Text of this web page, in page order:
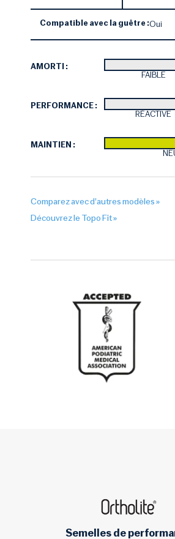
Compatible avec la guêtre :Oui
AMORTI :
FAIBLE
PERFORMANCE :
RÉACTIVE
MAINTIEN :
Comparez avec d'autres modèles »
Découvrez le Topo Fit »
Semelles de